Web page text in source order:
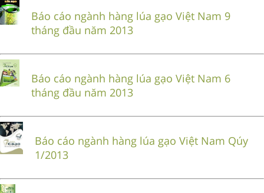
Báo cáo ngành hàng lúa gạo Việt Nam 9
tháng đầu năm 2013
Báo cáo ngành hàng lúa gạo Việt Nam 6
tháng đầu năm 2013
Báo cáo ngành hàng lúa gạo Việt Nam Qúy
1/2013